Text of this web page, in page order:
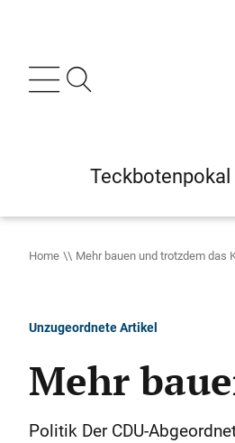
Teckbotenpokal
Home Mehr bauen und trotzdem das
Unzugeordnete Artikel
Mehr
Politik Der CDU-